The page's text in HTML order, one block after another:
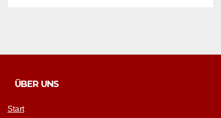
ÜBER UNS
Start